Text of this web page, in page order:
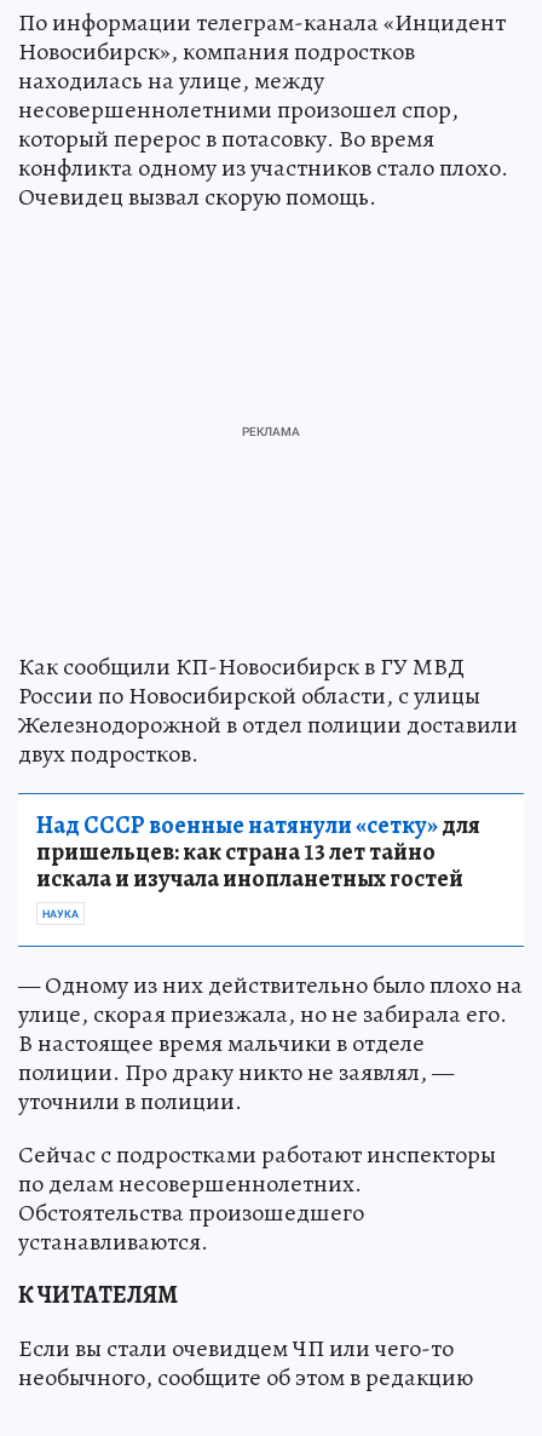
По информации телеграм-канала «Инцидент
Новосибирск», компания подростков
находилась на улице, между
несовершеннолетними произошел спор,
который перерос в потасовку. Во время
конфликта одному из участников стало плохо.
Очевидец вызвал скорую помощь.
Как сообщили КП-Новосибирск в ГУ МВД
России по Новосибирской области, с улицы
Железнодорожной в отдел полиции доставили
двух подростков.
Над СССР военные натянули «сетку»для
пришельцев: как страна 13 лет тайно
искала и изучала инопланетных гостей
НАУКА
— Одному из них действительно было плохо на
улице, скорая приезжала, но не забирала его.
В настоящее время мальчики в отделе
полиции. Про драку никто не заявлял, —
уточнили в полиции.
Сейчас с подростками работают инспекторы
по делам несовершеннолетних.
Обстоятельства произошедшего
устанавливаются.
К ЧИТАТЕЛЯМ
Если вы стали очевидцем ЧП или чего-то
необычного, сообщите об этом в редакцию